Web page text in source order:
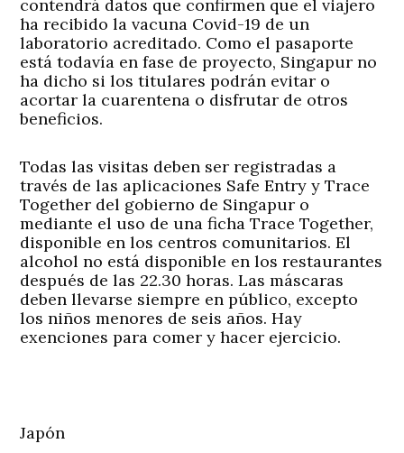
contendrá datos que confirmen que el viajero
ha recibido la vacuna Covid-19 de un
laboratorio acreditado. Como el pasaporte
está todavía en fase de proyecto, Singapur no
ha dicho si los titulares podrán evitar o
acortar la cuarentena o disfrutar de otros
beneficios.
Todas las visitas deben ser registradas a
través de las aplicaciones Safe Entry y Trace
Together del gobierno de Singapur o
mediante el uso de una ficha Trace Together,
disponible en los centros comunitarios. El
alcohol no está disponible en los restaurantes
después de las 22.30 horas. Las máscaras
deben llevarse siempre en público, excepto
los niños menores de seis años. Hay
exenciones para comer y hacer ejercicio.
Japón